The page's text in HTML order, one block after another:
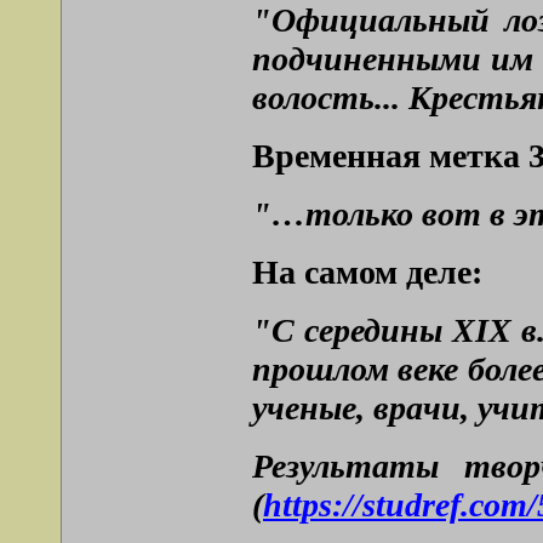
"Официальный
подчиненными им
волость...
Временная метка
"…только вот в
На самом деле:
"С середины XIX
прошлом веке
ученые, врачи,
Результаты
(https://